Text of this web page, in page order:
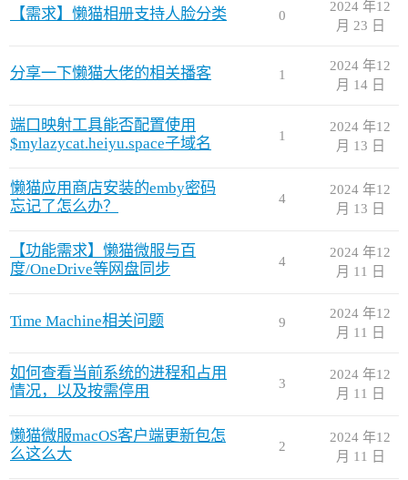
【需求】懒猫相册支持人脸分类 0
2024 年12
月 23 日
分享一下懒猫大佬的相关播客 1
2024 年12
月 14 日
端口映射工具能否配置使用
$mylazycat.heiyu.space子域名
1
2024 年12
月 13 日
懒猫应用商店安装的emby密码
忘记了怎么办？
4
2024 年12
月 13 日
【功能需求】懒猫微服与百
度/OneDrive等网盘同步
4
2024 年12
月 11 日
Time Machine相关问题 9
2024 年12
月 11 日
如何查看当前系统的进程和占用
情况，以及按需停用
3
2024 年12
月 11 日
懒猫微服macOS客户端更新包怎
么这么大
2
2024 年12
月 11 日